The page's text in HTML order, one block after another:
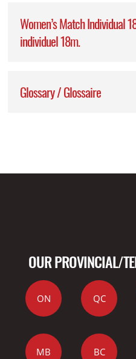
Women’s Match Individual
individuel 18m.
Glossary / Glossaire
OUR PROVINCIAL/
ON QC
MB BC